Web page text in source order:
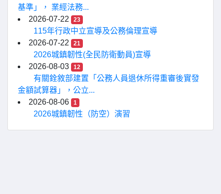
基準」， 業經法務...
2026-07-22
23
115年行政中立宣導及公務倫理宣導
2026-07-22
21
2026城鎮韌性(全民防衛動員)宣導
2026-08-03
12
有關銓敘部建置「公務人員退休所得重審後實發
金額試算器」，公立...
2026-08-06
1
2026城鎮韌性（防空）演習